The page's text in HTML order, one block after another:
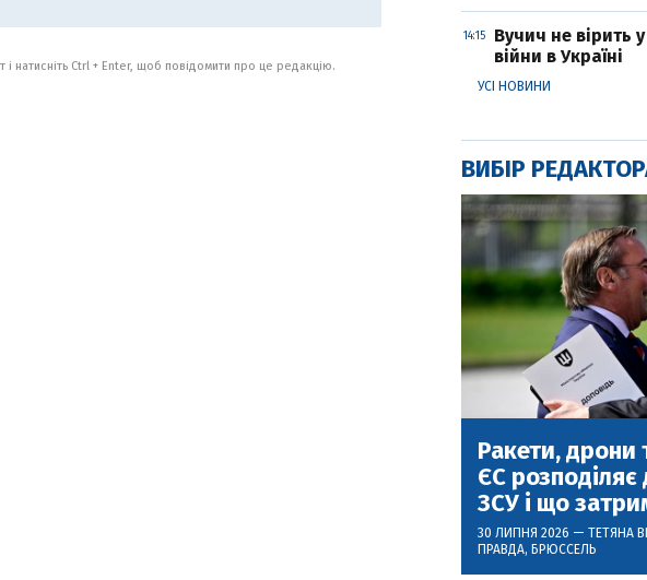
і натисніть Ctrl + Enter, щоб повідомити про це редакцію.
14:15
Вучич не вірить
війни в Україні
УСІ НОВИНИ
ВИБІР
Ракети,
ЄС
ЗСУ і що
30 ЛИПНЯ 2026 — ТЕТЯНА
ПРАВДА, БРЮССЕЛЬ